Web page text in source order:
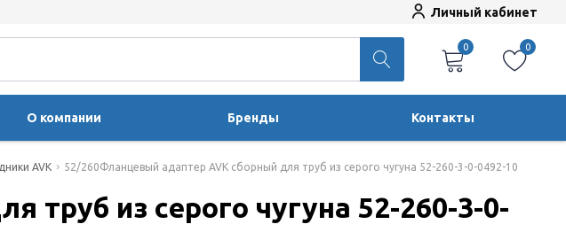
Личный кабинет
0 0
О компании Бренды Контакты
AVK 52/260Фланцевый адаптер AVK сборный для труб из серого чугуна 52-260-3-0-0492-10
труб из серого чугуна 52-260-3-0-